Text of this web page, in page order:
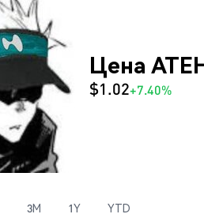
Цена
$1.02+7.40%
3M 1Y YTD